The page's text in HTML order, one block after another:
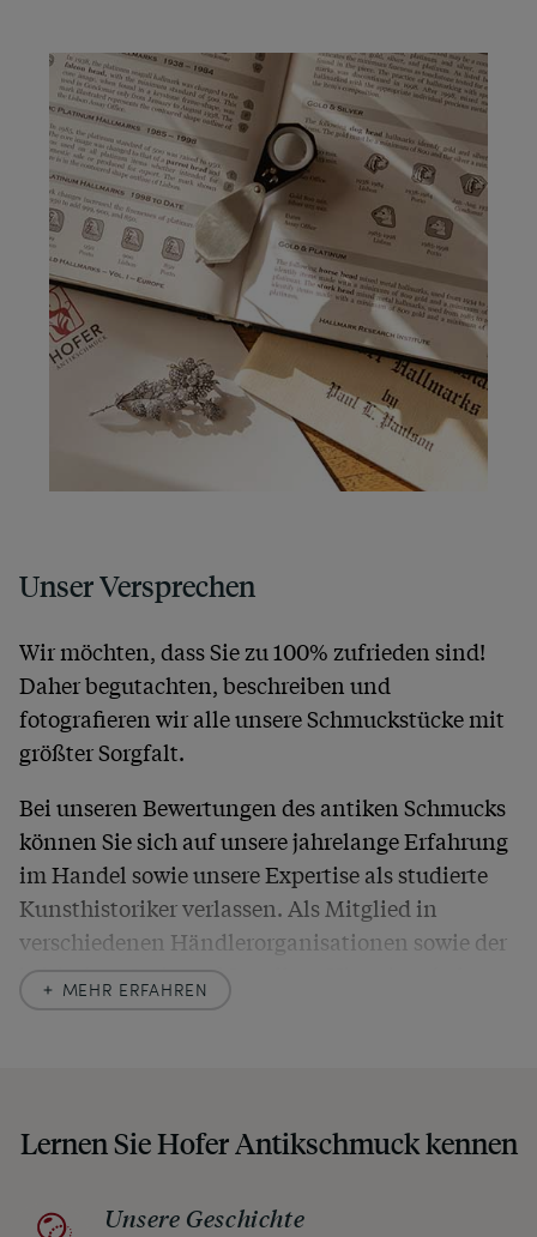
Unser Versprechen
Wir möchten, dass Sie zu 100% zufrieden sind!
Daher begutachten, beschreiben und
fotografieren wir alle unsere Schmuckstücke mit
größter Sorgfalt.
Bei unseren Bewertungen des antiken Schmucks
können Sie sich auf unsere jahrelange Erfahrung
im Handel sowie unsere Expertise als studierte
Kunsthistoriker verlassen. Als Mitglied in
verschiedenen Händlerorganisationen sowie der
Sie, wenn unser Paket zu Ihnen kommt, keine
müssen.
MEHR ERFAHREN
Lernen Sie Hofer Antikschmuck kennen
Unsere Geschichte